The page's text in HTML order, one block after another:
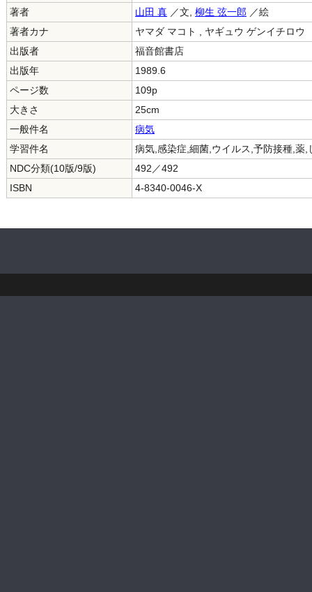
著者
山田 真 ／文, 柳生 弦一郎 ／絵
著者カナ
ヤマダ マコト , ヤギュウ ゲンイチロウ
出版者
福音館書店
出版年
1989.6
ページ数
109p
大きさ
25cm
一般件名
病気
学習件名
病気,感染症,細菌,ウイルス,予防接種,薬,
NDC分類(10版/9版)
492／492
ISBN
4-8340-0046-X